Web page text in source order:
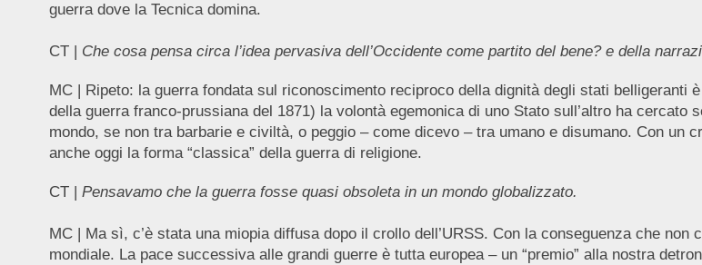
guerra dove la Tecnica domina.
CT | Che cosa pensa circa l’idea pervasiva dell’Occidente come partito del bene? e della
MC | Ripeto: la guerra fondata sul riconoscimento reciproco della dignità degli stati belligeranti
della guerra franco-prussiana del 1871) la volontà egemonica di uno Stato sull’altro ha
mondo, se non tra barbarie e civiltà, o peggio – come dicevo – tra umano e disumano. Con un
anche oggi la forma “classica” della guerra di religione.
CT | Pensavamo che la guerra fosse quasi obsoleta in un mondo globalizzato.
MC | Ma sì, c’è stata una miopia diffusa dopo il crollo dell’URSS. Con la conseguenza che
mondiale. La pace successiva alle grandi guerre è tutta europea – un “premio” alla nostra